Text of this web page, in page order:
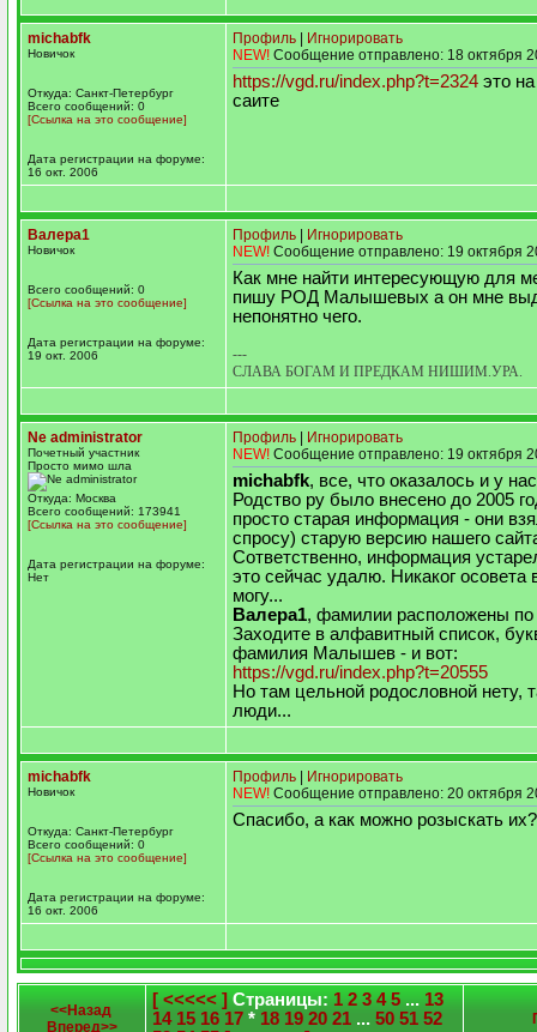
michabfk
Новичок
Откуда: Санкт-Петербург
Всего сообщений: 0
[Ссылка на это сообщение]
Дата регистрации на форуме:
16 окт. 2006
Профиль
Игнорировать
NEW! Сообщение отправлено: 18 октября
https://vgd.ru/index.php?t=2324 это
саите
Валера1
Новичок
Всего сообщений: 0
[Ссылка на это сообщение]
Дата регистрации на форуме:
19 окт. 2006
Профиль
Игнорировать
NEW! Сообщение отправлено: 19 октября
Как мне найти интересующую для
пишу РОД Малышевых а он мне
непонятно чего.
---
СЛАВА БОГАМ И ПРЕДКАМ НИШИМ.УРА.
Ne administrator
Почетный участник
Просто мимо шла
Откуда: Москва
Всего сообщений: 173941
[Ссылка на это сообщение]
Дата регистрации на форуме:
Нет
Профиль
Игнорировать
NEW! Сообщение отправлено: 19 октября
michabfk, все, что оказалось и у
Родство ру было внесено до 2005
просто старая информация - они
спросу) старую версию нашего
Сответственно, информация
это сейчас удалю. Никаког осовета
могу...
Валера1, фамилии расположены по
Заходите в алфавитный список,
фамилия Малышев - и вот:
https://vgd.ru/index.php?t=20555
Но там цельной родословной нету,
люди...
michabfk
Новичок
Откуда: Санкт-Петербург
Всего сообщений: 0
[Ссылка на это сообщение]
Дата регистрации на форуме:
16 окт. 2006
Профиль
Игнорировать
NEW! Сообщение отправлено: 20 октября
Спасибо, а как можно розыскать их?
<<Назад
Вперед>>
[ <<<<< ] Страницы: 1 2 3 4 5 ... 13
14 15 16 17 * 18 19 20 21 ... 50 51 52